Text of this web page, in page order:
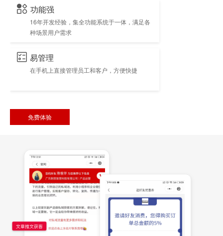
功能强
16年开发经验，集全功能系统于一体，满足各
种场景用户需求
易管理
在手机上直接管理员工和客户，方便快捷
免费体验